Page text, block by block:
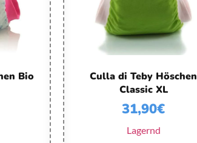
Bio
Culla di Teby Höschen
Classic XL
31,90€
Lagernd